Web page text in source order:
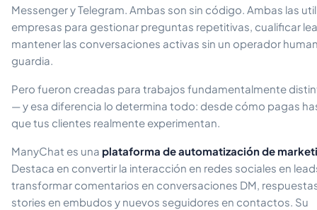
Messenger y Telegram. Ambas son sin código. Ambas las
empresas para gestionar preguntas repetitivas, cualificar
mantener las conversaciones activas sin un operador
guardia.
Pero fueron creadas para trabajos fundamentalmente
— y esa diferencia lo determina todo: desde cómo pagas
que tus clientes realmente experimentan.
ManyChat es una plataforma de automatización de
Destaca en convertir la interacción en redes sociales en
transformar comentarios en conversaciones DM,
stories en embudos y nuevos seguidores en contactos. Su